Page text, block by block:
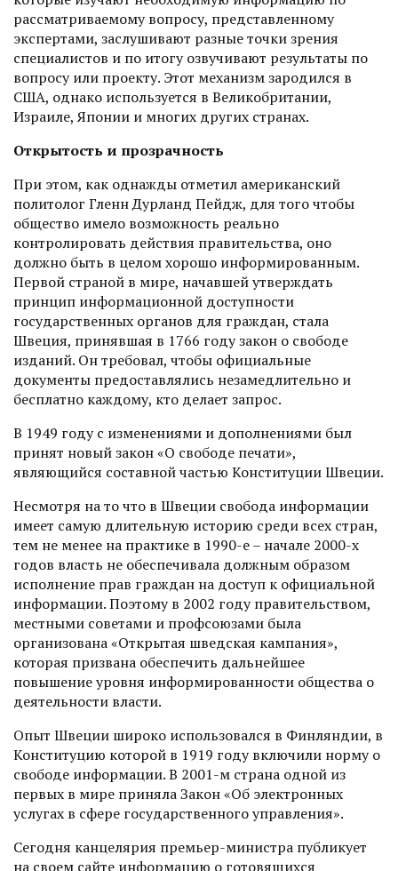
рассматриваемому вопросу, представленному
экспертами, заслушивают разные точки зрения
специалистов и по итогу озвучивают результаты по
вопросу или проекту. Этот механизм зародился в
США, однако используется в Великобритании,
Израиле, Японии и многих других странах.
Открытость и прозрачность
При этом, как однажды отметил американский
политолог Гленн Дурланд Пейдж, для того чтобы
общество имело возможность реально
контролировать действия правительства, оно
должно быть в целом хорошо информированным.
Первой страной в мире, начавшей утверждать
принцип информационной доступности
государственных органов для граждан, стала
Швеция, принявшая в 1766 году закон о свободе
изданий. Он требовал, чтобы официальные
документы предоставлялись незамедлительно и
бесплатно каждому, кто делает запрос.
В 1949 году с изменениями и дополнениями был
принят новый закон «О свободе печати»,
являющийся составной частью Конституции Швеции.
Несмотря на то что в Швеции свобода информации
имеет самую длительную историю среди всех стран,
тем не менее на практике в 1990-е – начале 2000-х
годов власть не обеспечивала должным образом
исполнение прав граж­дан на доступ к официальной
информации. Поэтому в 2002 году правительством,
местными советами и профсоюзами была
организована «Открытая шведская кампания»,
которая призвана обеспечить дальнейшее
повышение уровня информированности общества о
деятельности власти.
Опыт Швеции широко использовался в Финляндии, в
Конституцию которой в 1919 году включили норму о
свободе информации. В 2001-м страна одной из
первых в мире приняла Закон «Об электронных
услугах в сфере государственного управления».
Сегодня канцелярия премьер-министра публикует
на своем сайте информацию о готовящихся